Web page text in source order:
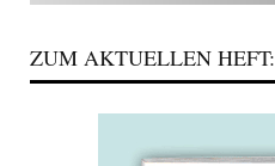
ZUM AKTUELLEN HEFT: